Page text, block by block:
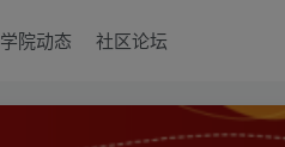
学院动态 社区论坛